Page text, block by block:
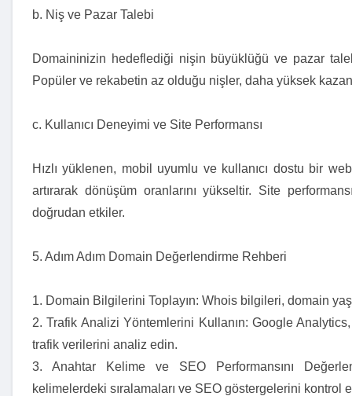
b. Niş ve Pazar Talebi
Domaininizin hedeflediği nişin büyüklüğü ve pazar
Popüler ve rekabetin az olduğu nişler, daha yüksek
c. Kullanıcı Deneyimi ve Site Performansı
Hızlı yüklenen, mobil uyumlu ve kullanıcı dostu bir
artırarak dönüşüm oranlarını yükseltir. Site
doğrudan etkiler.
5. Adım Adım Domain Değerlendirme Rehberi
1. Domain Bilgilerini Toplayın: Whois bilgileri, domain
2. Trafik Analizi Yöntemlerini Kullanın: Google
trafik verilerini analiz edin.
3. Anahtar Kelime ve SEO Performansını
kelimelerdeki sıralamaları ve SEO göstergelerini kontrol